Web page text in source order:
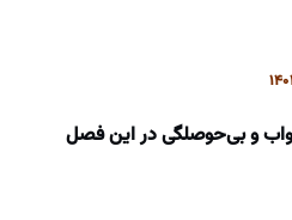
و بی‌حوصلگی در این فصل